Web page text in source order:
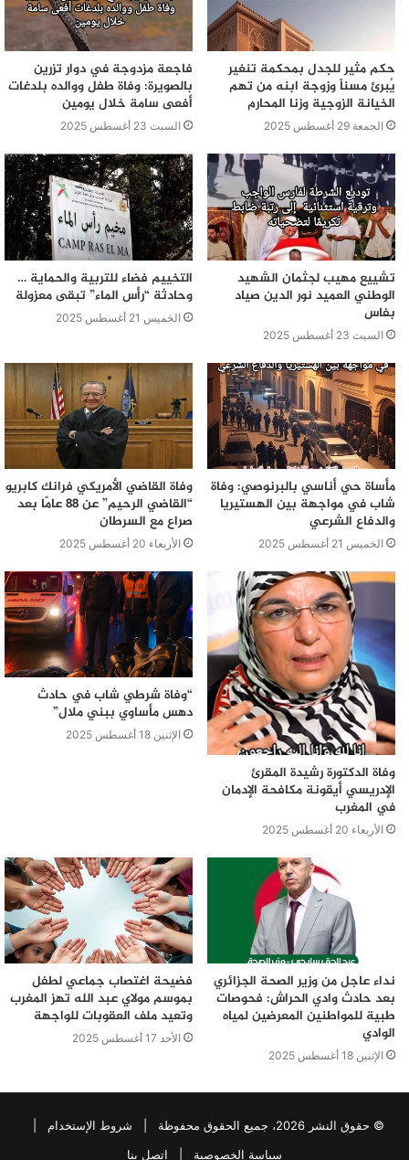
حكم مثير للجدل بمحكمة تنغير
يُبرئ مسناً وزوجة ابنه من تهم
الخيانة الزوجية وزنا المحارم
الجمعة 29 أغسطس 2025
فاجعة مزدوجة في دوار تزرين
بالصويرة: وفاة طفل ووالده بلدغات
أفعى سامة خلال يومين
السبت 23 أغسطس 2025
تشييع مهيب لجثمان الشهيد
الوطني العميد نور الدين صياد
بفاس
السبت 23 أغسطس 2025
التخييم فضاء للتربية والحماية …
وحادثة “رأس الماء” تبقى معزولة
الخميس 21 أغسطس 2025
مأساة حي أناسي بالبرنوصي: وفاة
شاب في مواجهة بين الهستيريا
والدفاع الشرعي
الخميس 21 أغسطس 2025
وفاة القاضي الأمريكي فرانك كابريو
“القاضي الرحيم” عن 88 عامًا بعد
صراع مع السرطان
الأربعاء 20 أغسطس 2025
وفاة الدكتورة رشيدة المقرئ
الإدريسي أيقونة مكافحة الإدمان
في المغرب
الأربعاء 20 أغسطس 2025
“وفاة شرطي شاب في حادث
دهس مأساوي ببني ملال”
الإثنين 18 أغسطس 2025
نداء عاجل من وزير الصحة الجزائري
بعد حادث وادي الحراش: فحوصات
طبية للمواطنين المعرضين لمياه
الوادي
الإثنين 18 أغسطس 2025
فضيحة اغتصاب جماعي لطفل
بموسم مولاي عبد الله تهز المغرب
وتعيد ملف العقوبات للواجهة
الأحد 17 أغسطس 2025
© حقوق النشر 2026، جميع الحقوق محفوظة | شروط الإستخدام
سياسة الخصوصية
اتصل بنا